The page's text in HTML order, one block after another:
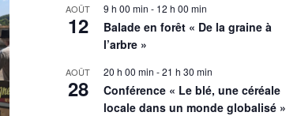
AOÛT
12
9 h 00 min - 12 h 00 min
Balade en forêt « De la graine à
l’arbre »
AOÛT
28
20 h 00 min -21 h 30 min
Conférence « Le blé, une céréale
locale dans un monde globalisé »